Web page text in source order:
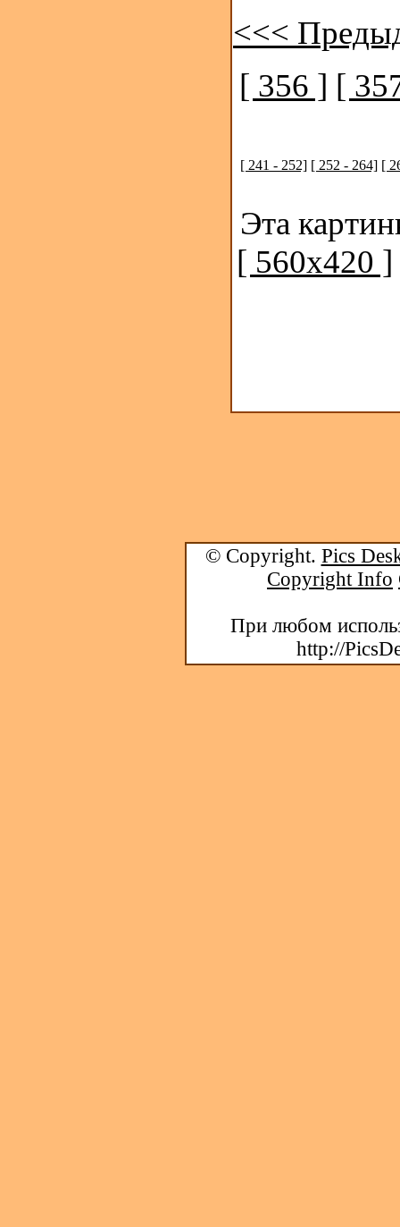
<<<
[ 356 ] [
[ 241 - 252] [ 252 - 264] [
Эта
[ 560x420 ]
© Copyright. Pics
Copyright Info
При любом
http://